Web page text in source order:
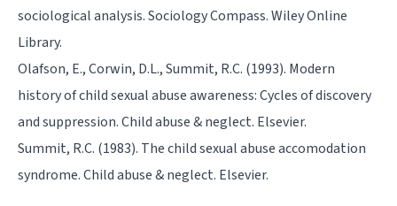
sociological analysis. Sociology Compass. Wiley Online
Library.
Olafson, E., Corwin, D.L., Summit, R.C. (1993). Modern
history of child sexual abuse awareness: Cycles of discovery
and suppression. Child abuse & neglect. Elsevier.
Summit, R.C. (1983). The child sexual abuse accomodation
syndrome. Child abuse & neglect. Elsevier.